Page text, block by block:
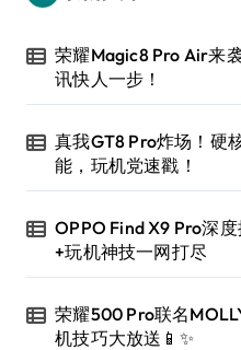
荣耀Magic8 Pro Air来
讯快人一步！
真我GT8 Pro炸场！硬
能，玩机党速戳！
OPPO Find X9 Pro深
+玩机神技一网打尽
荣耀500 Pro联名
机技巧大放送📱✨